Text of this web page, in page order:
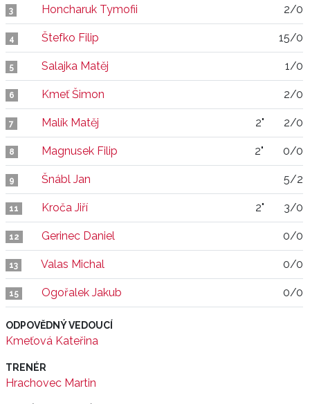
3 Honcharuk Tymofii 2/0
4 Štefko Filip 15/0
5 Salajka Matěj 1/0
6 Kmeť Šimon 2/0
7 Malík Matěj 2" 2/0
8 Magnusek Filip 2" 0/0
9 Šnábl Jan 5/2
11 Kroča Jiří 2" 3/0
12 Gerinec Daniel 0/0
13 Valas Michal 0/0
15 Ogořalek Jakub 0/0
ODPOVĚDNÝ VEDOUCÍ
Kmeťová Kateřina
TRENÉR
Hrachovec Martin